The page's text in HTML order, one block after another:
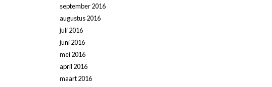
september 2016
augustus 2016
juli 2016
juni 2016
mei 2016
april 2016
maart 2016